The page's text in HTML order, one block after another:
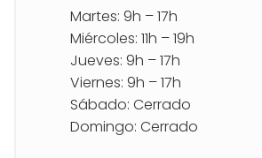
Martes: 9h – 17h
Miércoles: 11h – 19h
Jueves: 9h – 17h
Viernes: 9h – 17h
Sábado: Cerrado
Domingo: Cerrado